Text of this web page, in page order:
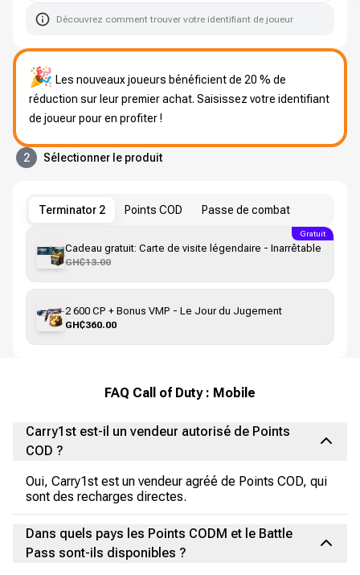
Découvrez comment trouver votre identifiant de joueur
🎉 Les nouveaux joueurs bénéficient de 20 % de
réduction sur leur premier achat. Saisissez votre identifiant
de joueur pour en profiter !
2 Sélectionner le produit
Terminator 2 Points COD Passe de combat
Cadeau gratuit: Carte de visite légendaire - Inarrêtable
GH₵13.00
Gratuit
2 600 CP + Bonus VMP - Le Jour du Jugement
GH₵360.00
FAQ Call of Duty : Mobile
Carry1st est-il un vendeur autorisé de Points
COD ?
Oui, Carry1st est un vendeur agréé de Points COD, qui
sont des recharges directes.
Dans quels pays les Points CODM et le Battle
Pass sont-ils disponibles ?